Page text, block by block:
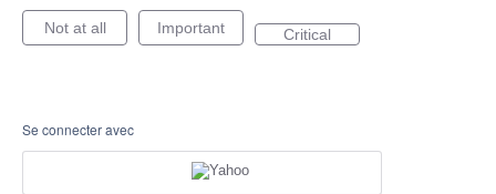
Not at all Important Critical
Se connecter avec